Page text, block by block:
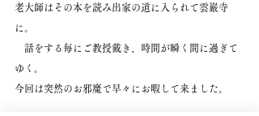
老大師はその本を読み出家の道に入られて雲巌寺
に。
話をする毎にご教授戴き、時間が瞬く間に過ぎて
ゆく。
今回は突然のお邪魔で早々にお暇して来ました。